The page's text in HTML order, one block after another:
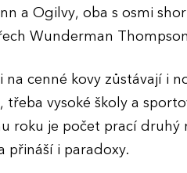
a Ogilvy, oba s osmi
Wunderman
na cenné kovy zůstávají i
třeba vysoké školy a
roku je počet prací druhý
přináší i paradoxy.